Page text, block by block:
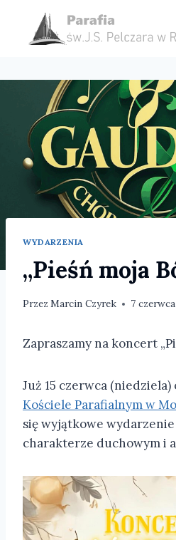
treści
WYDARZENIA
„Pieśń moja
Przez Marcin Czyrek 7
Zapraszamy na koncert
Już 15 czerwca (niedziela)
Kościele Parafialnym w
się wyjątkowe
charakterze duchowym i